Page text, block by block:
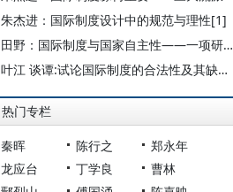
朱杰进：国际制度设计中的规范与理性[1]
田野：国际制度与国家自主性——一项研究框架
叶江 谈谭:试论国际制度的合法性及其缺陷——以国际安全制度与人权制度为例
热门专栏
秦晖 陈行之
郑永年
龙应台
丁学良
曹林